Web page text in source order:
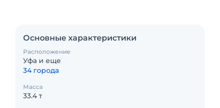
Основные характеристики
Расположение
Уфа и еще
34 города
Масса
33.4 т